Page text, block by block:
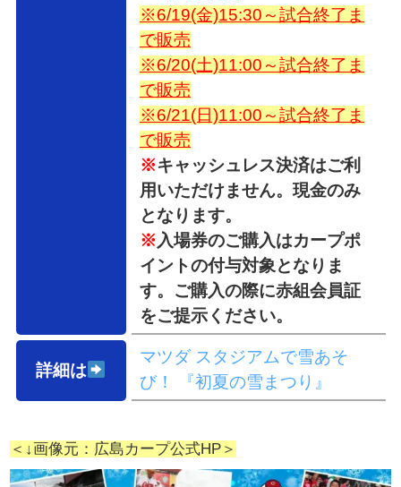
※6/19(金)15:30～試合終了ま
で販売
※6/20(土)11:00～試合終了ま
で販売
※6/21(日)11:00～試合終了ま
で販売
※キャッシュレス決済はご利
用いただけません。現金のみ
となります。
※ 入場券のご購入はカープポ
イントの付与対象となりま
す。ご購入の際に赤組会員証
をご提示ください。
詳細は
マツダ スタジアムで雪あそ
び！ 『初夏の雪まつり』
＜↓画像元：広島カープ公式HP＞